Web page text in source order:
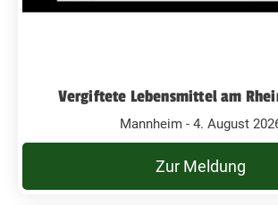
Vergiftete Lebensmittel am
Mannheim - 4. August
Zur Meldung